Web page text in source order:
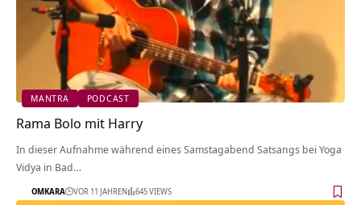
MANTRA PODCAST
Rama Bolo mit Harry
In dieser Aufnahme während eines Samstagabend Satsangs bei Yoga
Vidya in Bad…
OMKARA VOR 11 JAHREN 645 VIEWS